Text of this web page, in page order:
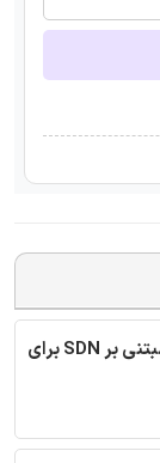
ترجمه مقاله امنیت انتقال داده های مبتنی بر SDN برای